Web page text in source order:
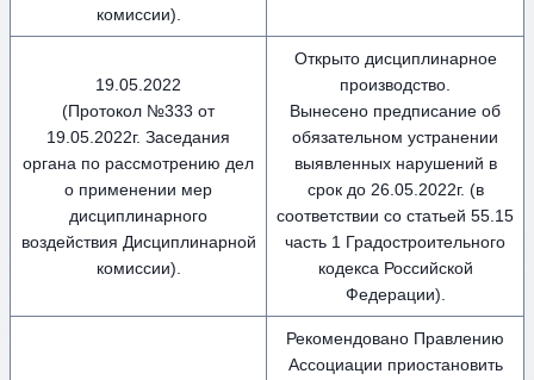
комиссии).
19.05.2022
(Протокол №333 от
19.05.2022г. Заседания
органа по рассмотрению дел
о применении мер
дисциплинарного
воздействия Дисциплинарной
комиссии).
Открыто дисциплинарное
производство.
Вынесено предписание об
обязательном устранении
выявленных нарушений в
срок до 26.05.2022г. (в
соответствии со статьей 55.15
часть 1 Градостроительного
кодекса Российской
Федерации).
Рекомендовано Правлению
Ассоциации приостановить